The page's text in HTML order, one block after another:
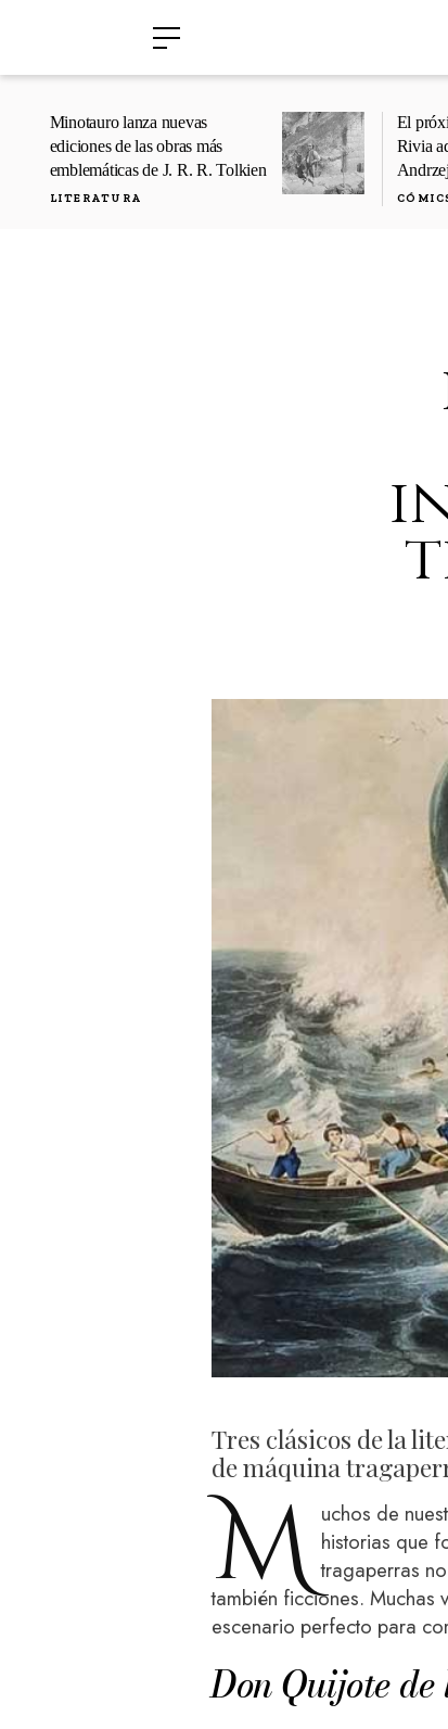
Minotauro lanza nuevas
ediciones de las obras más
emblemáticas de J. R. R. Tolkien
LITERATURA
El
Rivia
Tres clásicos de la
de máquina
M uchos de
historias que
tragaperras
también ficciones. Muchas
escenario perfecto para
Don Quijote
›